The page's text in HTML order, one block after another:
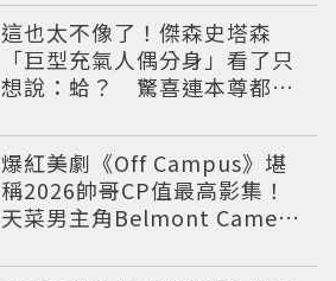
這也太不像了！傑森史塔森
「巨型充氣人偶分身」看了只
想說：蛤？ 驚喜連本尊都吐
爆紅美劇《Off Campus》堪
稱2026帥哥CP值最高影集！
天菜男主角Belmont Cameli
滿費洛蒙